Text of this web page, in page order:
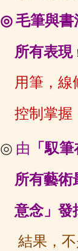
◎毛筆與書
所有表現！
用筆，線
控制掌握
◎ 由 「馭
所有藝術
意念」發
結果，不